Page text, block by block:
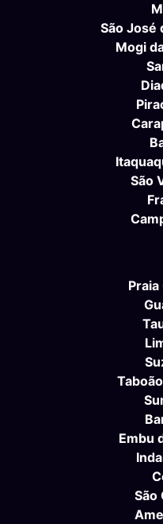
São José
Mogi
São
Praia
Embu
São